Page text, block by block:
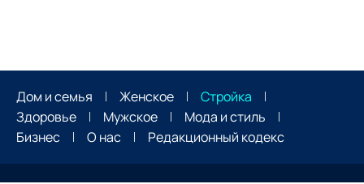
Дом и семья Женское
Стройка
Здоровье
Мужское
Мода и стиль
Бизнес
О нас Редакционный кодекс